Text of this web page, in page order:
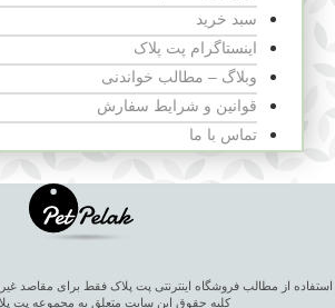
سبد خرید
اینستاگرام پت پلاک
وبلاگ – مطالب خواندنی
قوانین و شرایط سفارش
تماس با ما
استفاده از مطالب فروشگاه اینترنتی پت پلاک فقط برای مقاصد
کلیه حقوق این سایت متعلق به مجموعه پت